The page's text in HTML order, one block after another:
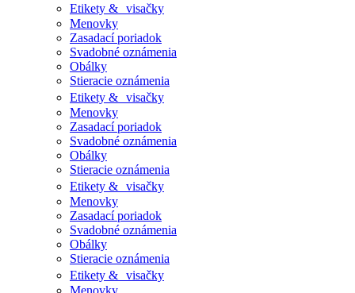
Etikety & visačky
Menovky
Zasadací poriadok
Svadobné oznámenia
Obálky
Stieracie oznámenia
Etikety & visačky
Menovky
Zasadací poriadok
Svadobné oznámenia
Obálky
Stieracie oznámenia
Etikety & visačky
Menovky
Zasadací poriadok
Svadobné oznámenia
Obálky
Stieracie oznámenia
Etikety & visačky